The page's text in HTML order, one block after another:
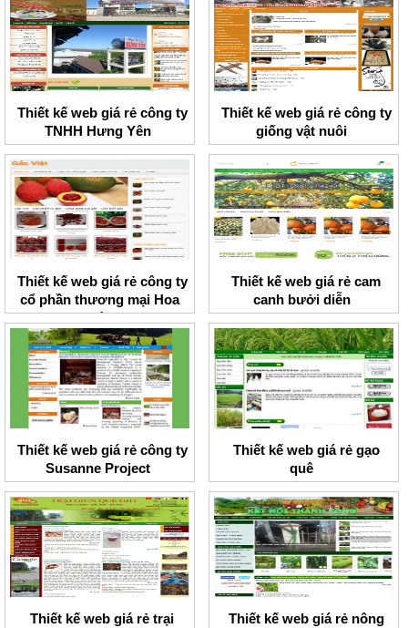
Thiết kế web giá rẻ công ty
TNHH Hưng Yên
Thiết kế web giá rẻ công ty
giống vật nuôi
Thiết kế web giá rẻ công ty
cổ phần thương mại Hoa
Kỳ
Thiết kế web giá rẻ cam
canh bưởi diễn
Thiết kế web giá rẻ công ty
Susanne Project
Thiết kế web giá rẻ gạo
quê
Thiết kế web giá rẻ trại
Thiết kế web giá rẻ nông